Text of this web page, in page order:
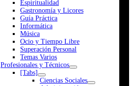
Espiritualidad
Gastronomía y Licores
Guía Práctica
Informática
Música
Ocio y Tiempo Libre
Superación Personal
Temas Varios
Profesionales y Técnicos
[Tabs]
Ciencias Sociales